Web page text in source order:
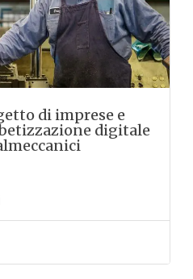
di imprese e
digitale